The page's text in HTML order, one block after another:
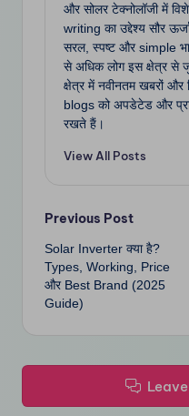
और सोलर टेक्नोलॉजी में
writing का उद्देश्य सौर
सरल, स्पष्ट और simple
से अधिक लोग इस क्षेत्र से
क्षेत्र में नवीनतम खबरों
blogs को अपडेटेड और
रखते हैं।
View All Posts
Post
navigation
Previous Post
Solar Inverter क्या है?
Types, Working, Price
और Best Brand (2025
Guide)